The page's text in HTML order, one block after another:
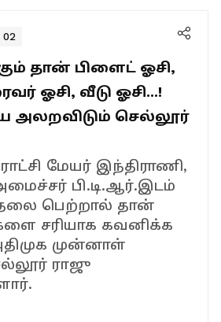
02
தான் பிளைட் ஓசி,
ஓசி, வீடு ஓசி...!
அலறவிடும் செல்லூர்
மேயர் இந்திராணி,
பி.டி.ஆர்.இடம்
பெற்றால் தான்
சரியாக கவனிக்க
முன்னாள்
ராஜு